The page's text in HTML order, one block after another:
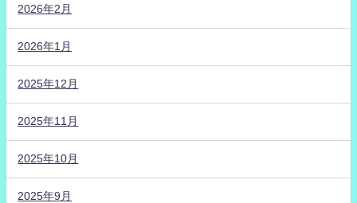
2026年2月
2026年1月
2025年12月
2025年11月
2025年10月
2025年9月